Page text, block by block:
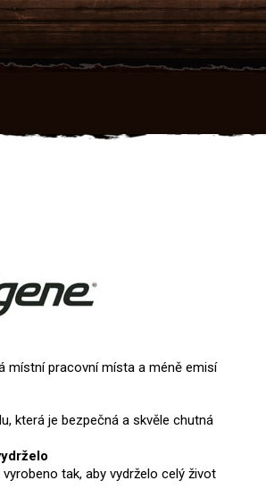
místní pracovní místa a méně emisí
která je bezpečná a skvěle chutná
tak, aby vydrželo celý život